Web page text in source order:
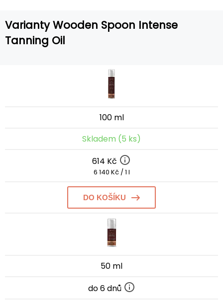
Varianty Wooden Spoon Intense
Tanning Oil
100 ml
Skladem (5 ks)
614 Kč
6 140 Kč / 1 l
DO KOŠÍKU
50 ml
do 6 dnů